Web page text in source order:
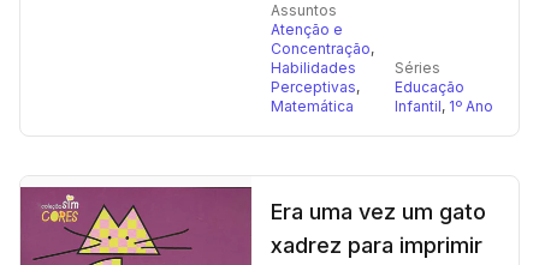
Assuntos
Atenção e
Concentração,
Habilidades
Perceptivas,
Matemática
Séries
Educação
Infantil, 1º Ano
Era uma vez um gato
xadrez para imprimir